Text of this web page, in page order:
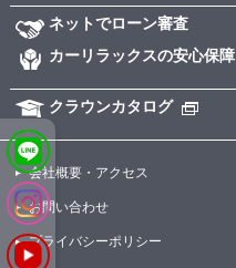
ネットでローン審査
カーリラックスの安心保障
クラウンカタログ
会社概要・アクセス
お問い合わせ
プライバシーポリシー